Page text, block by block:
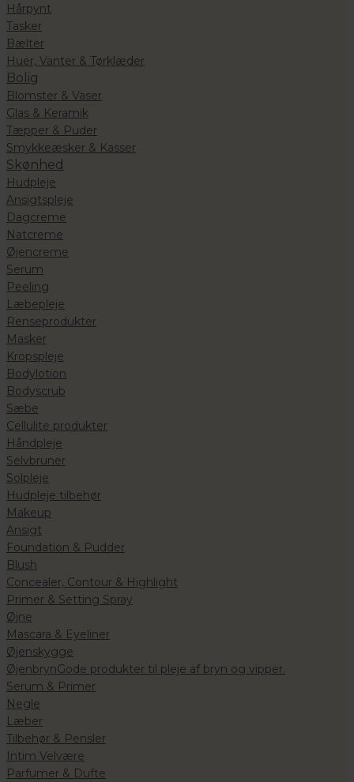
Hårpynt
Tasker
Bælter
Huer, Vanter & Tørklæder
Bolig
Blomster & Vaser
Glas & Keramik
Tæpper & Puder
Smykkeæsker & Kasser
Skønhed
Hudpleje
Ansigtspleje
Dagcreme
Natcreme
Øjencreme
Serum
Peeling
Læbepleje
Renseprodukter
Masker
Kropspleje
Bodylotion
Bodyscrub
Sæbe
Cellulite produkter
Håndpleje
Selvbruner
Solpleje
Hudpleje tilbehør
Makeup
Ansigt
Foundation & Pudder
Blush
Concealer, Contour & Highlight
Primer & Setting Spray
Øjne
Mascara & Eyeliner
Øjenskygge
ØjenbrynGode produkter til pleje af bryn og vipper.
Serum & Primer
Negle
Læber
Tilbehør & Pensler
Intim Velvære
Parfumer & Dufte